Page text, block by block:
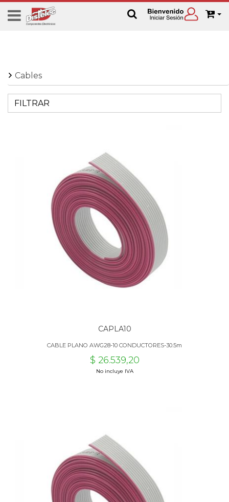
Cables
FILTRAR
CAPLA10
CABLE PLANO AWG28-10 CONDUCTORES-30.5m
$ 26.539,20
No incluye IVA